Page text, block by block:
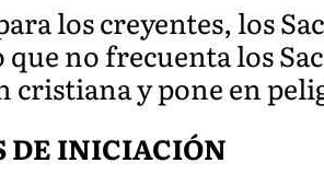
los creyentes, los
no frecuenta los
cristiana y pone en
DE INICIACIÓN